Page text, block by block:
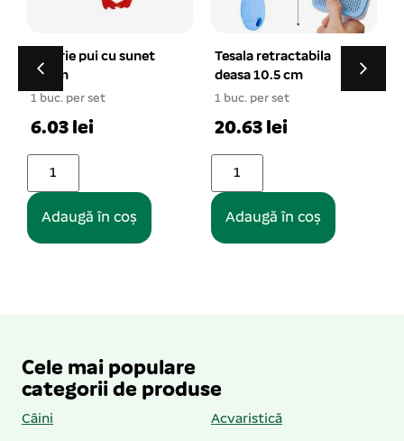
Tesala retractabila
deasa 10.5 cm
1 buc. per set
20.63 lei
Adaugă în coș
Lesa cordelina nylon 8
mm/120 cm
1 buc. per set
17.76 lei
Adaugă în coș
Cele mai populare
categorii de produse
Câini Acvaristică